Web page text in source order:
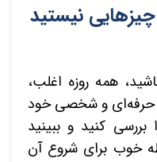
نیستید
همه روزه اغلب،
حرفه‌ای و شخصی خود
کنید و ببینید
خوب برای شروع آن